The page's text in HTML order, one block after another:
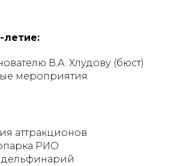
летие:
В.А. Хлудову (бюст)
мероприятия
аттракционов
РИО